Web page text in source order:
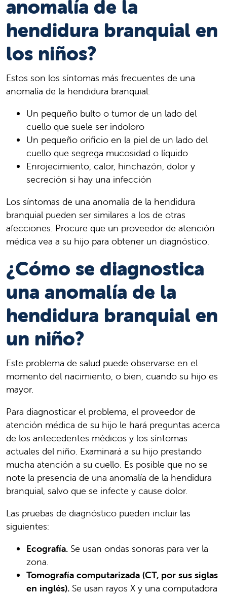
anomalía de la
hendidura branquial en
los niños?
Estos son los síntomas más frecuentes de una
anomalía de la hendidura branquial:
Un pequeño bulto o tumor de un lado del
cuello que suele ser indoloro
Un pequeño orificio en la piel de un lado del
cuello que segrega mucosidad o líquido
Enrojecimiento, calor, hinchazón, dolor y
secreción si hay una infección
Los síntomas de una anomalía de la hendidura
branquial pueden ser similares a los de otras
afecciones. Procure que un proveedor de atención
médica vea a su hijo para obtener un diagnóstico.
¿Cómo se diagnostica
una anomalía de la
hendidura branquial en
un niño?
Este problema de salud puede observarse en el
momento del nacimiento, o bien, cuando su hijo es
mayor.
Para diagnosticar el problema, el proveedor de
atención médica de su hijo le hará preguntas acerca
de los antecedentes médicos y los síntomas
actuales del niño. Examinará a su hijo prestando
mucha atención a su cuello. Es posible que no se
note la presencia de una anomalía de la hendidura
branquial, salvo que se infecte y cause dolor.
Las pruebas de diagnóstico pueden incluir las
siguientes:
Ecografía. Se usan ondas sonoras para ver la
zona.
Tomografía computarizada (CT, por sus siglas
en inglés). Se usan rayos X y una computadora